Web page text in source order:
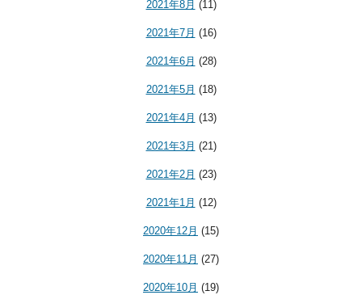
2021年8月 (11)
2021年7月 (16)
2021年6月 (28)
2021年5月 (18)
2021年4月 (13)
2021年3月 (21)
2021年2月 (23)
2021年1月 (12)
2020年12月 (15)
2020年11月 (27)
2020年10月 (19)